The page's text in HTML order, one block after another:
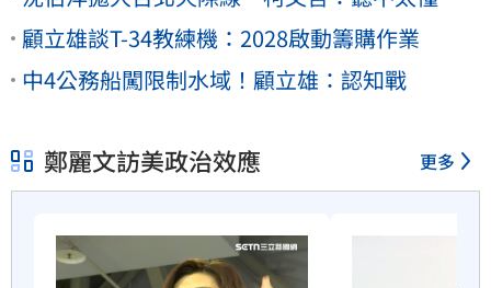
顧立雄談T-34教練機：2028啟動籌購作業
中4公務船闖限制水域！顧立雄：認知戰
鄭麗文訪美政治效應 更多